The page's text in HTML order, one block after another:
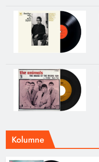
Kolumne